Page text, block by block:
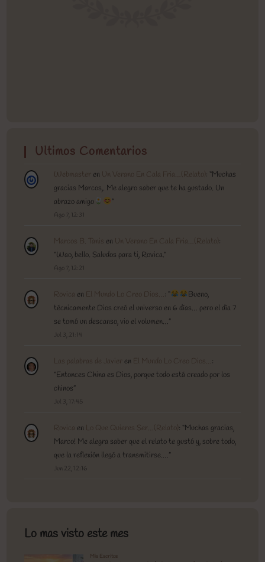
Ultimos Comentarios
Webmaster en Un Verano En Cala Fria…(Relato) : “Muchas
gracias Marcos,. Me alegro saber que te ha gustado. Un
abrazo amigo
”
Ago 7, 12:31
Marcos B. Tanis en Un Verano En Cala Fria…(Relato) :
“Wao, bello. Saludos para ti, Rovica.”
Ago 7, 12:21
Rovica en El Mundo Lo Creo Dios… : “
Bueno,
técnicamente Dios creó el universo en 6 días… pero el día 7
se tomó un descanso, vio el volumen…”
Jul 3, 21:14
Las palabras de Javier en El Mundo Lo Creo Dios… :
“Entonces China es Dios, porque todo está creado por los
chinos”
Jul 3, 17:45
Rovica en Lo Que Quieres Ser…(Relato) : “Muchas gracias,
Marco! Me alegra saber que el relato te gustó y, sobre todo,
que la reflexión llegó a transmitirse.…”
Jun 22, 12:16
Lo mas visto este mes